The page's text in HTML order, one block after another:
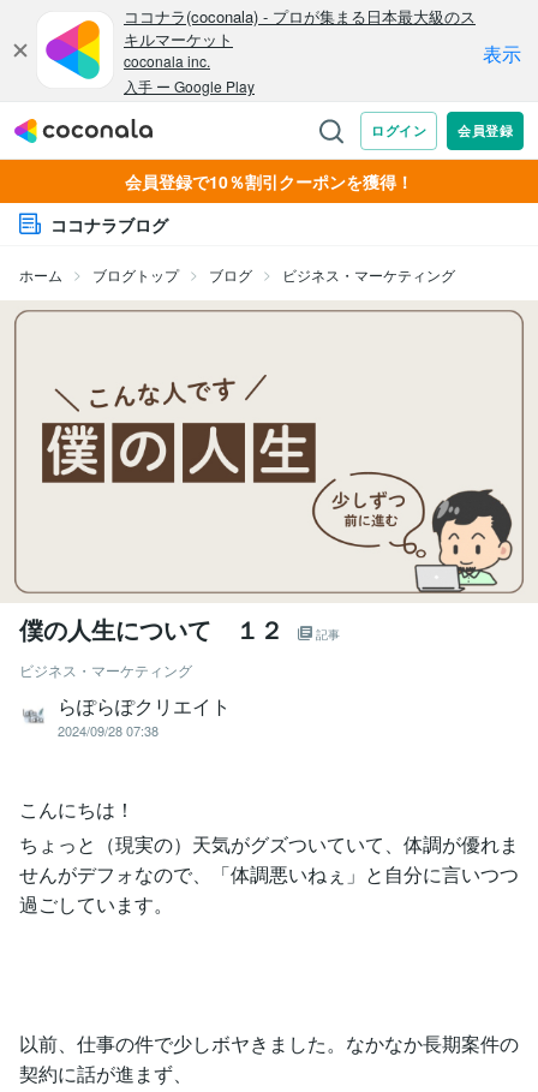
会員登録で10％割引クーポンを獲得！
ココナラブログ
ホーム ブログトップ ブログ ビジネス・マーケティング
僕の人生について １２ 記事
ビジネス・マーケティング
らぽらぽクリエイト
2024/09/28 07:38
こんにちは！
ちょっと（現実の）天気がグズついていて、体調が優れま
せんがデフォなので、「体調悪いねぇ」と自分に言いつつ
過ごしています。
以前、仕事の件で少しボヤきました。なかなか長期案件の
契約に話が進まず、